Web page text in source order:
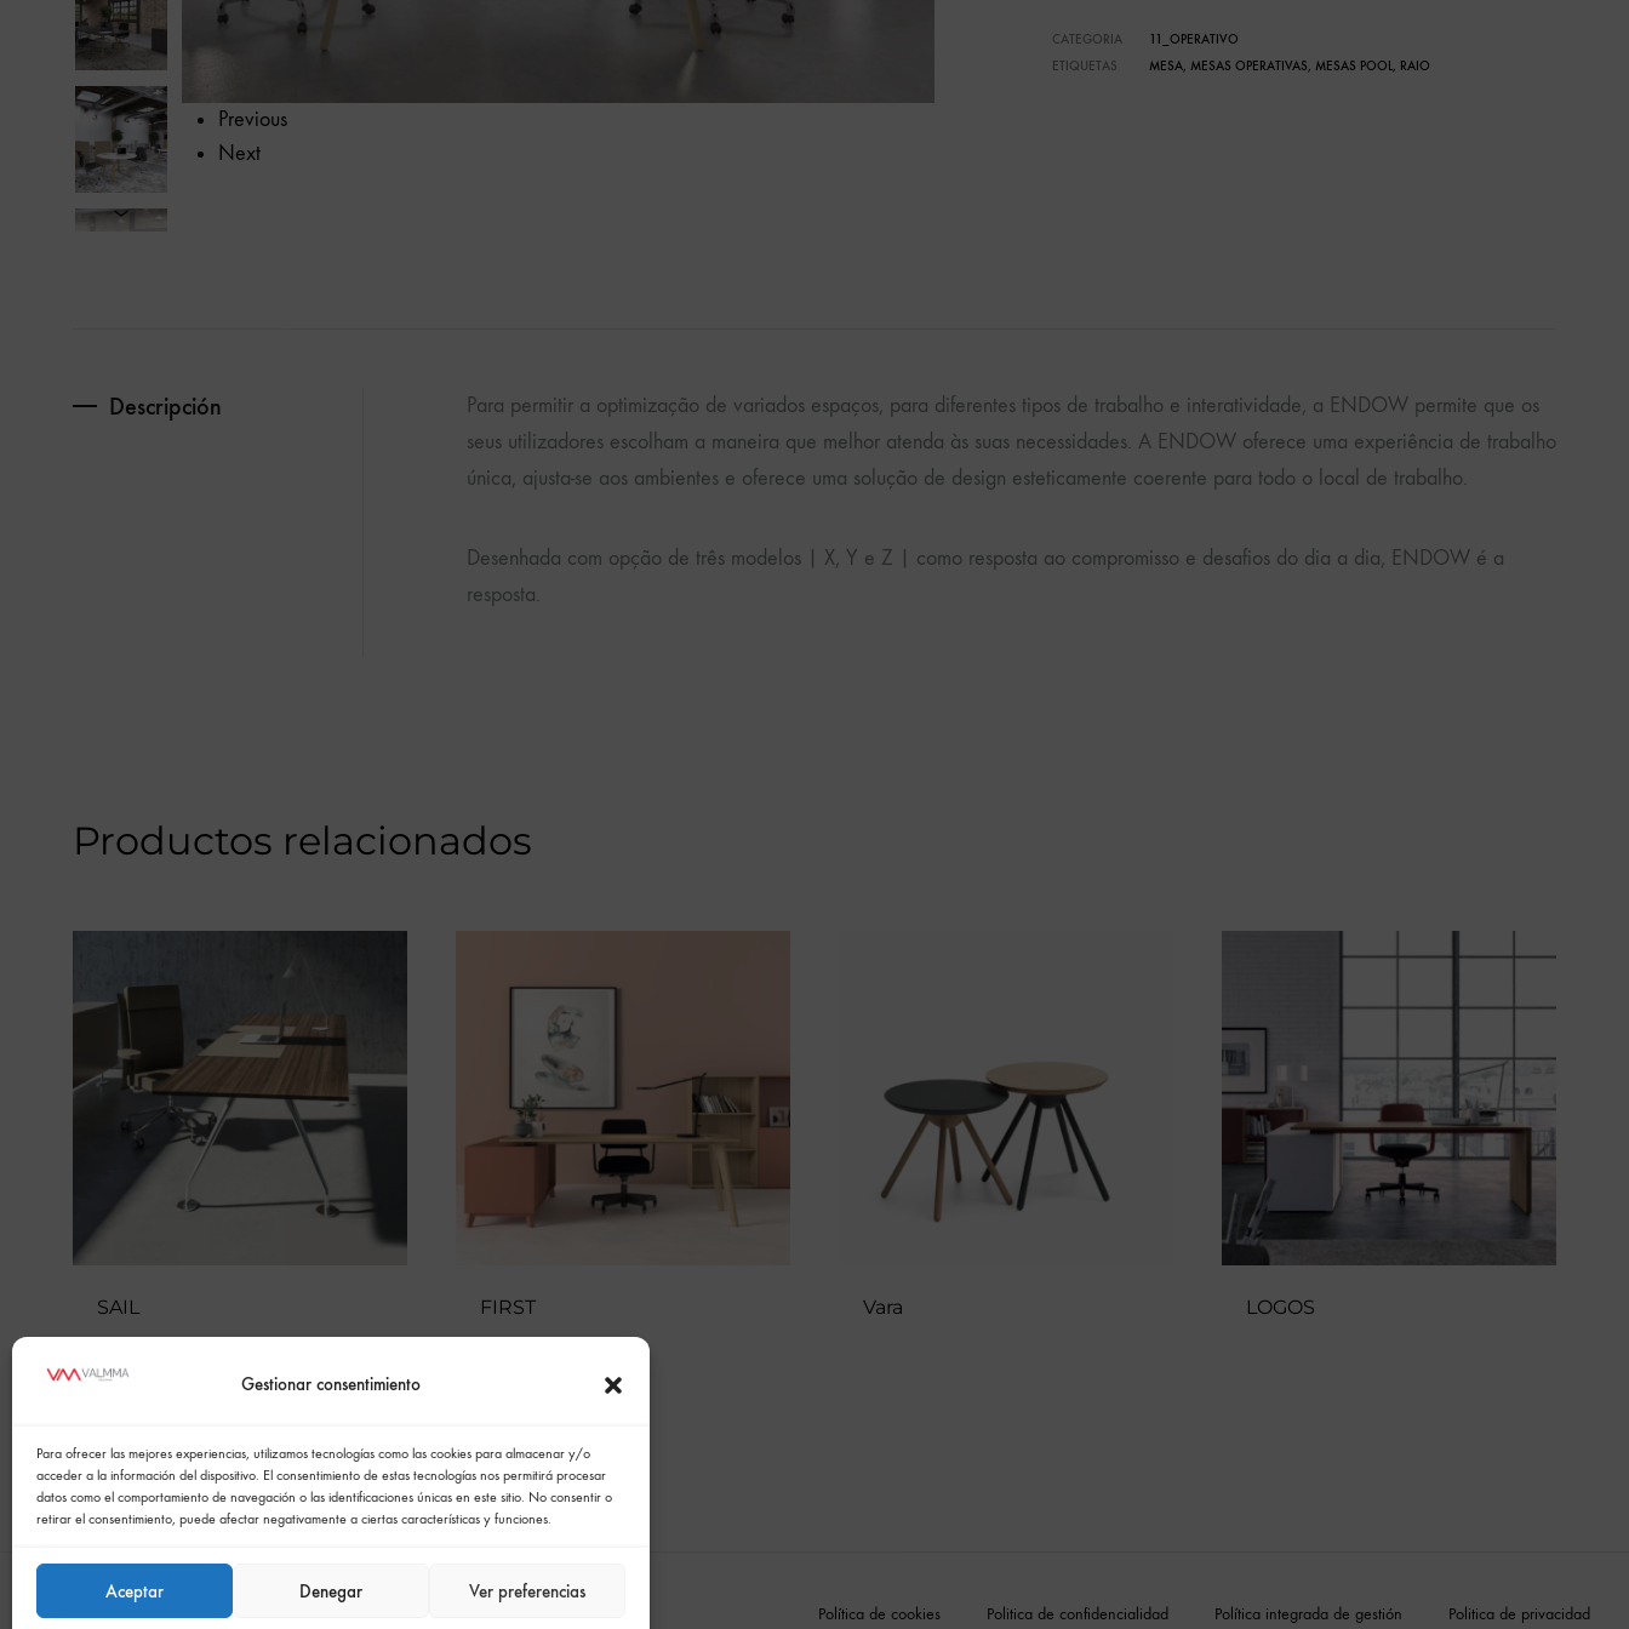
Gestionar consentimiento
Para ofrecer las mejores experiencias, utilizamos tecnologías como las cookies para almacenar y/o
acceder a la información del dispositivo. El consentimiento de estas tecnologías nos permitirá procesar
datos como el comportamiento de navegación o las identificaciones únicas en este sitio. No consentir o
retirar el consentimiento, puede afectar negativamente a ciertas características y funciones.
Aceptar Denegar Ver preferencias
Previous
Next
CATEGORIA
11_OPERATIVO
ETIQUETAS
MESA, MESAS OPERATIVAS, MESAS POOL, RAIO
Descripción
Para permitir a optimização de variados espaços, para diferentes tipos de trabalho e interatividade, a ENDOW permite que os
seus utilizadores escolham a maneira que melhor atenda às suas necessidades. A ENDOW oferece uma experiência de trabalho
única, ajusta-se aos ambientes e oferece uma solução de design esteticamente coerente para todo o local de trabalho.
Desenhada com opção de três modelos | X, Y e Z | como resposta ao compromisso e desafios do dia a dia, ENDOW é a
resposta.
Productos relacionados
SAIL FIRST Vara LOGOS
Política de cookies Politica de confidencialidad Política integrada de gestión
Politica de privacidad